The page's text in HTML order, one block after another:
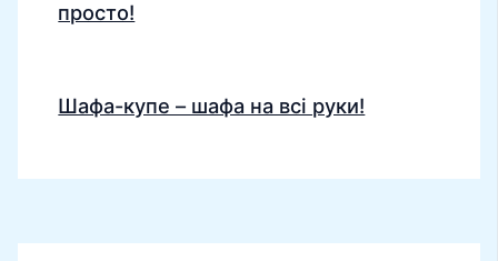
просто!
Шафа-купе – шафа на всі руки!